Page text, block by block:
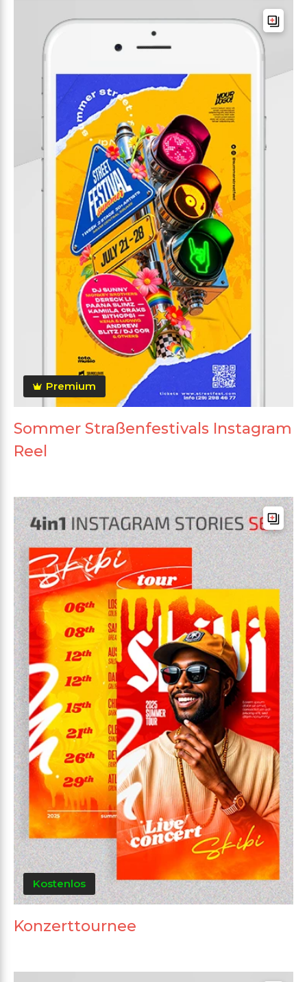
Premium
Sommer Straßenfestivals Instagram
Reel
Kostenlos
Konzerttournee